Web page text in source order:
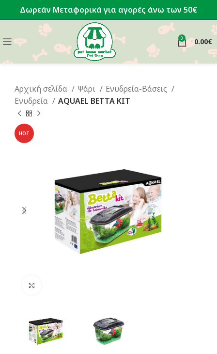
Δωρεάν Μεταφορικά για αγορές άνω των 50€
0 0.00€
Αρχική σελίδα Ψάρι
Ενυδρεία-Βάσεις
Ενυδρεία
AQUAEL BETTA KIT
HOT